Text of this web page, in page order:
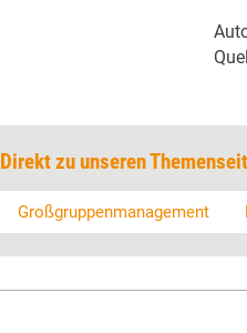
Direkt zu unseren
Großgruppenmanagement